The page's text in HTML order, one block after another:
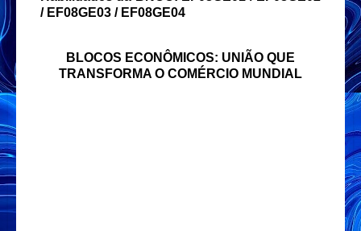
/ EF08GE03 / EF08GE04
BLOCOS ECONÔMICOS: UNIÃO QUE
TRANSFORMA O COMÉRCIO MUNDIAL